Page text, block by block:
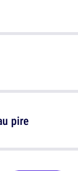
pire